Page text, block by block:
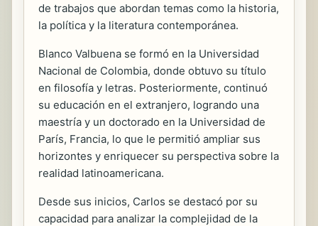
de trabajos que abordan temas como la historia,
la política y la literatura contemporánea.
Blanco Valbuena se formó en la Universidad
Nacional de Colombia, donde obtuvo su título
en filosofía y letras. Posteriormente, continuó
su educación en el extranjero, logrando una
maestría y un doctorado en la Universidad de
París, Francia, lo que le permitió ampliar sus
horizontes y enriquecer su perspectiva sobre la
realidad latinoamericana.
Desde sus inicios, Carlos se destacó por su
capacidad para analizar la complejidad de la